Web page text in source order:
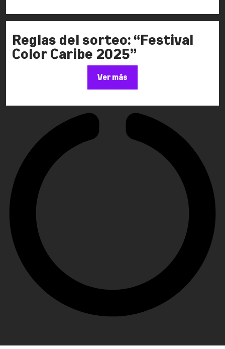
Reglas del sorteo: “Festival
Color Caribe 2025”
Ver más